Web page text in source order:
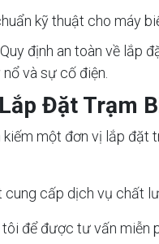
kỹ thuật cho máy
định an toàn về lắp
và sự cố điện.
Đặt Trạm
một đơn vị lắp đặt
cung cấp dịch vụ chất
để được tư vấn miễn